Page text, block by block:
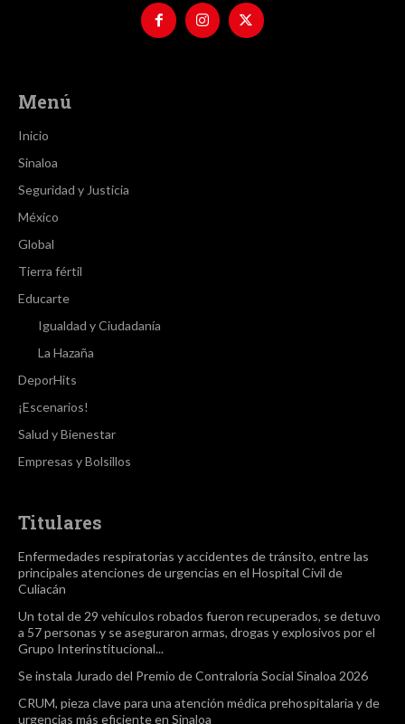
Menú
Inicio
Sinaloa
Seguridad y Justicia
México
Global
Tierra fértil
Educarte
Igualdad y Ciudadanía
La Hazaña
DeporHits
¡Escenarios!
Salud y Bienestar
Empresas y Bolsillos
Titulares
Enfermedades respiratorias y accidentes de tránsito, entre las
principales atenciones de urgencias en el Hospital Civil de
Culiacán
Un total de 29 vehículos robados fueron recuperados, se detuvo
a 57 personas y se aseguraron armas, drogas y explosivos por el
Grupo Interinstitucional...
Se instala Jurado del Premio de Contraloría Social Sinaloa 2026
CRUM, pieza clave para una atención médica prehospitalaria y de
urgencias más eficiente en Sinaloa